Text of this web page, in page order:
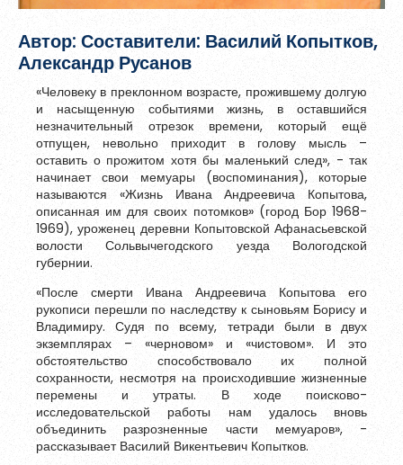
Автор: Составители: Василий Копытков,
Александр Русанов
«Человеку в преклонном возрасте, прожившему долгую
и насыщенную событиями жизнь, в оставшийся
незначительный отрезок времени, который ещё
отпущен, невольно приходит в голову мысль –
оставить о прожитом хотя бы маленький след», - так
начинает свои мемуары (воспоминания), которые
называются «Жизнь Ивана Андреевича Копытова,
описанная им для своих потомков» (город Бор 1968-
1969), уроженец деревни Копытовской Афанасьевской
волости Сольвычегодского уезда Вологодской
губернии.
«После смерти Ивана Андреевича Копытова его
рукописи перешли по наследству к сыновьям Борису и
Владимиру. Судя по всему, тетради были в двух
экземплярах – «черновом» и «чистовом». И это
обстоятельство способствовало их полной
сохранности, несмотря на происходившие жизненные
перемены и утраты. В ходе поисково-
исследовательской работы нам удалось вновь
объединить разрозненные части мемуаров», -
рассказывает Василий Викентьевич Копытков.
Обновить
Я согласен на обработкуперсональных данных
Я согласен справилами использования материалов,
размещённых на портале.
Зарегистрироваться
Уже зарегистрированы?Войти